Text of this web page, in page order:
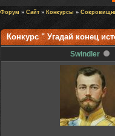
Форум » Сайт» Конкурсы »
Конкурс " Угадай конец
Swindler